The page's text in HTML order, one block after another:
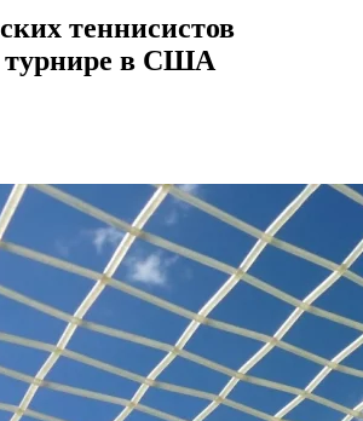
теннисистов
турнире в США